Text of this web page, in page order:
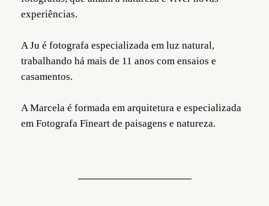
experiências.
A Ju é fotografa especializada em luz natural,
trabalhando há mais de 11 anos com ensaios e
casamentos.
A Marcela é formada em arquitetura e especializada
em Fotografa Fineart de paisagens e natureza.